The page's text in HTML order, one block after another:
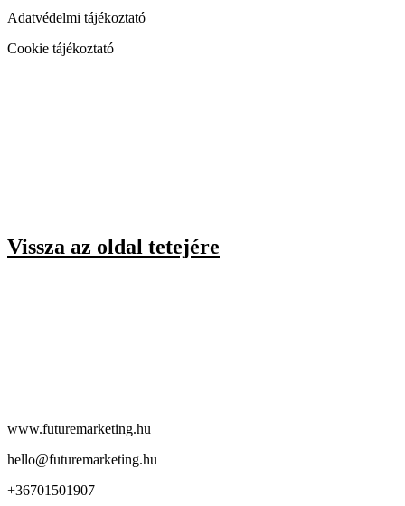
Adatvédelmi tájékoztató
Cookie tájékoztató
Vissza az oldal tetejére
www.futuremarketing.hu
hello@futuremarketing.hu
+36701501907